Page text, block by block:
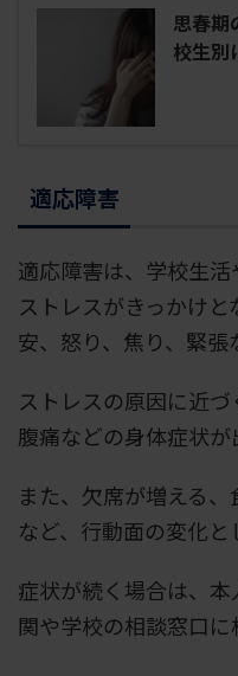
思春期
校生別
適応障害
適応障害は、学校生
ストレスがきっかけ
安、怒り、焦り、緊張
ストレスの原因に近づ
腹痛などの身体症状が
また、欠席が増える
など、行動面の変化と
症状が続く場合は、
関や学校の相談窓口に